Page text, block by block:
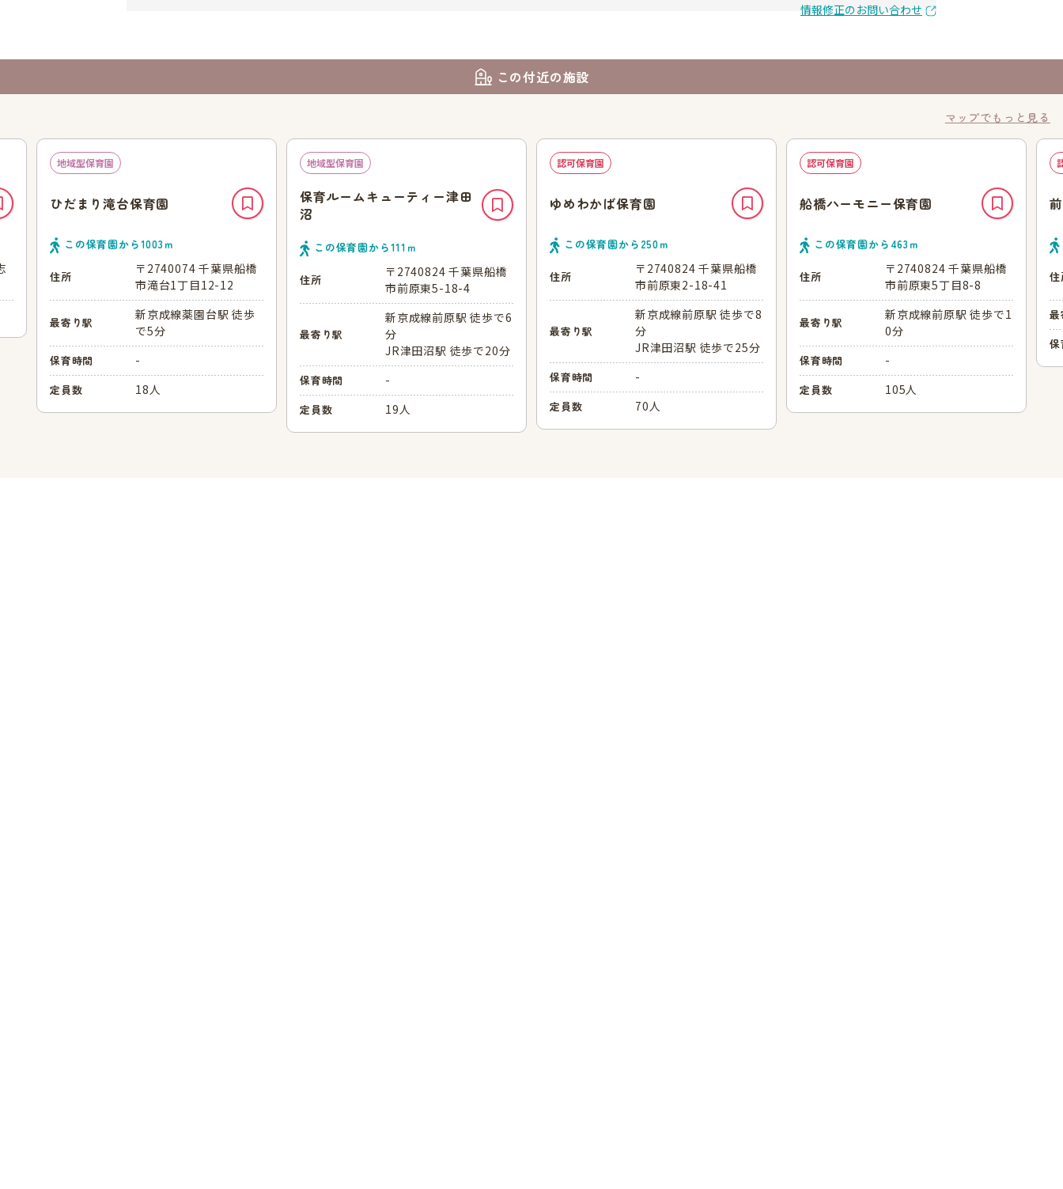
情報修正のお問い合わせ
この付近の施設
マップでもっと見る
地域型保育園
ひだまり滝台保育園
この保育園から1003ｍ
住所
〒2740074 千葉県船橋
市滝台1丁目12-12
最寄り駅
新京成線薬園台駅 徒歩
で5分
保育時間 -
定員数 18人
地域型保育園
保育ルームキューティー津田
沼
この保育園から111 ｍ
住所
〒2740824 千葉県船橋
市前原東5-18-4
最寄り駅
新京成線前原駅 徒歩で6
分
JR津田沼駅 徒歩で20分
保育時間 -
定員数 19人
認可保育園
ゆめわかば保育園
この保育園から 250ｍ
住所
〒2740824 千葉県船橋
市前原東2-18-41
最寄り駅
新京成線前原駅 徒歩で8
分
JR津田沼駅 徒歩で25分
保育時間 -
定員数 70人
認可保育園
船橋ハーモニー保育園
この保育園から 463ｍ
住所
〒2740824 千葉県船橋
市前原東5丁目8-8
最寄り駅
新京成線前原駅 徒歩で1
0分
保育時間 -
定員数 105人
住
最
保